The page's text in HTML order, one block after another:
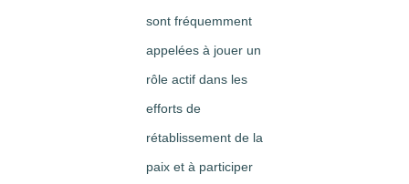
sont fréquemment
appelées à jouer un
rôle actif dans les
efforts de
rétablissement de la
paix et à participer